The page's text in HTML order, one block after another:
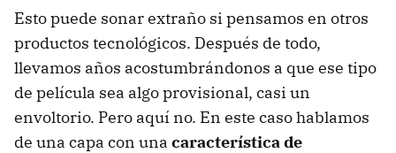
Esto puede sonar extraño si pensamos en otros
productos tecnológicos. Después de todo,
llevamos años acostumbrándonos a que ese tipo
de película sea algo provisional, casi un
envoltorio. Pero aquí no. En este caso hablamos
de una capa con una característica de